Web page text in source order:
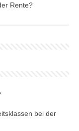
Rente?
bei der